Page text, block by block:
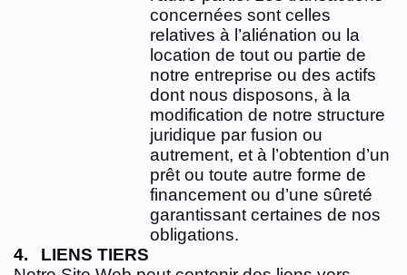
concernées sont celles
relatives à l’aliénation ou la
location de tout ou partie de
notre entreprise ou des actifs
dont nous disposons, à la
modification de notre structure
juridique par fusion ou
autrement, et à l’obtention d’un
prêt ou toute autre forme de
financement ou d’une sûreté
garantissant certaines de nos
obligations.
LIENS TIERS